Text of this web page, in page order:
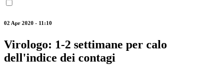
02 Apr 2020 - 11:10
Virologo: 1-2 settimane per calo
dell'indice dei contagi